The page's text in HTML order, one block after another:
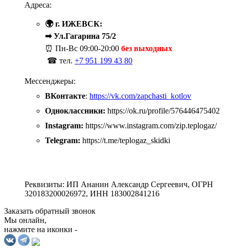
Адреса:
🌍 г. ИЖЕВСК:
➡ Ул.Гагарина 75/2
⏰ Пн-Вс 09:00-20:00 без выходных
☎ тел. +7 951 199 43 80
Мессенджеры:
ВКонтакте: https://vk.com/zapchasti_kotlov
Одноклассники: https://ok.ru/profile/576446475402
Instagram: https://www.instagram.com/zip.teplogaz/
Telegram: https://t.me/teplogaz_skidki
Реквизиты: ИП Ананин Александр Сергеевич, ОГРН
320183200026972, ИНН 183002841216
Заказать обратный звонок
Мы онлайн,
нажмите на иконки -